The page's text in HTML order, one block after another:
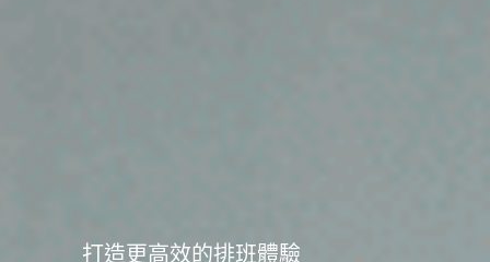
人事、薪酬、出勤一機搞定